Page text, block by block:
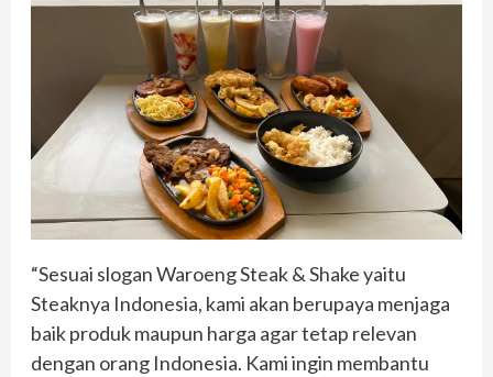
“Sesuai slogan Waroeng Steak & Shake yaitu
Steaknya Indonesia, kami akan berupaya menjaga
baik produk maupun harga agar tetap relevan
dengan orang Indonesia. Kami ingin membantu